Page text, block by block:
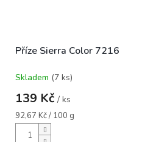
Příze Sierra Color 7216
Průměrné
hodnocení
produktu
je
5,0
Skladem (7 ks)
139 Kč / ks
Měrná
cena:
92,67 Kč / 100 g